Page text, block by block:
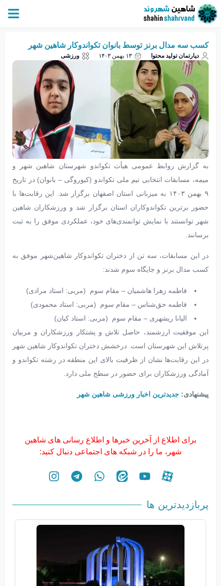
کسب سه مدال برنز توسط بانوان تکواندوکار شاهین‌ شهر
دپارتمان تولید محتوا ۱۳ بهمن ۱۴۰۳ ورزشی
به گزارش روابط عمومی هیأت تکواندو شهرستان شاهین‌ شهر و
میمه، مسابقات انتخابی تیم ملی تکواندو (کیوروگی – بانوان) در تاریخ
۹ بهمن ۱۴۰۳ به میزبانی استان اصفهان برگزار شد. این رقابت‌ها با
حضور برترین تکواندوکاران استان برگزار شد و ورزشکاران شاهین‌
شهر توانستند با نمایش توانمندی‌های خود، عملکردی موفق را به ثبت
برسانند.
در این مسابقات، سه تن از دختران تکواندوکار شاهین‌شهر موفق به
کسب مدال برنز و جایگاه سوم شدند:
فاطمه زهرا هاشمیان – مقام سوم (مربی: استاد مرادی)
فاطمه حق‌شناس – مقام سوم (مربی: استاد محمودی)
الیانا ریشهری – مقام سوم (مربی: استاد کیان)
این موفقیت ارزشمند، حاصل تلاش و پشتکار ورزشکاران و مربیان
پرتلاش این شهرستان است. درخشش دختران تکواندوکار شاهین‌ شهر
در این رقابت‌ها نشان از ظرفیت بالای این منطقه در رشته تکواندو و
آمادگی ورزشکاران برای حضور در سطح ملی دارد.
پیشنهادی: جدیدترین اخبار ورزشی شاهین شهر
برای اطلاع از آخرین خبرها و اطلاع رسانی های شاهین
شهر، ما را در شبکه های اجتماعی دنبال کنید:
پربازدیدترین ها